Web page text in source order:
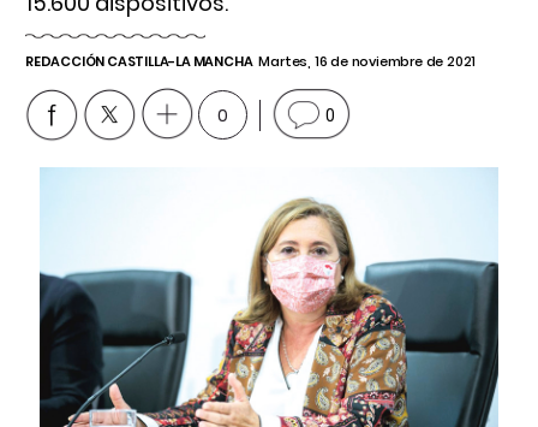
REDACCIÓN CASTILLA-LA MANCHA Martes, 16 de noviembre de 2021
0 0